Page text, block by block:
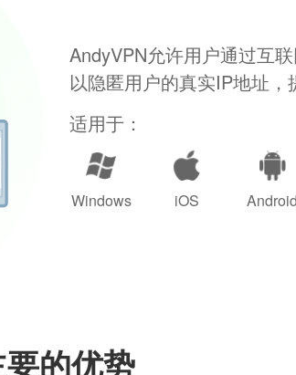
AndyVPN允许用户通过互
以隐匿用户的真实IP地址，
适用于：
Windows iOS Android
的优势